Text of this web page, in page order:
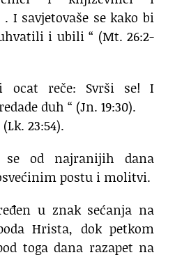
I savjetovaše se kako bi
i ubili “ (Mt. 26:2-
ocat reče: Svrši se! I
duh “ (Jn. 19:30).
23:54).
od najranijih dana
postu i molitvi.
u znak sećanja na
Hrista, dok petkom
toga dana razapet na